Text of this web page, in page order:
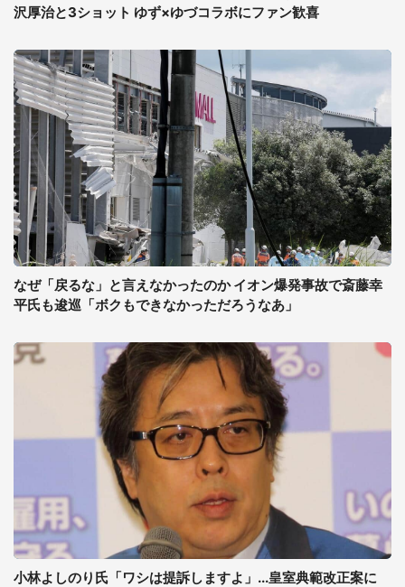
沢厚治と3ショット ゆず×ゆづコラボにファン歓喜
なぜ「戻るな」と言えなかったのか イオン爆発事故で斎藤幸
平氏も逡巡「ボクもできなかっただろうなあ」
小林よしのり氏「ワシは提訴しますよ」...皇室典範改正案に